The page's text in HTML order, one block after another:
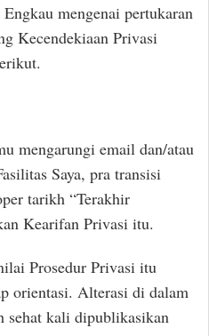
mengenai pertukaran
Kecendekiaan Privasi
mengarungi email dan/atau
Saya, pra transisi
tarikh “Terakhir
Kearifan Privasi itu.
Prosedur Privasi itu
orientasi. Alterasi di dalam
sehat kali dipublikasikan